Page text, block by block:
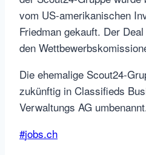
vom US-amerikanischen
Friedman gekauft. Der
den
Die ehemalige Scout24-
zukünftig in Classifieds
Verwaltungs AG
Schlagworte:
#jobs.ch